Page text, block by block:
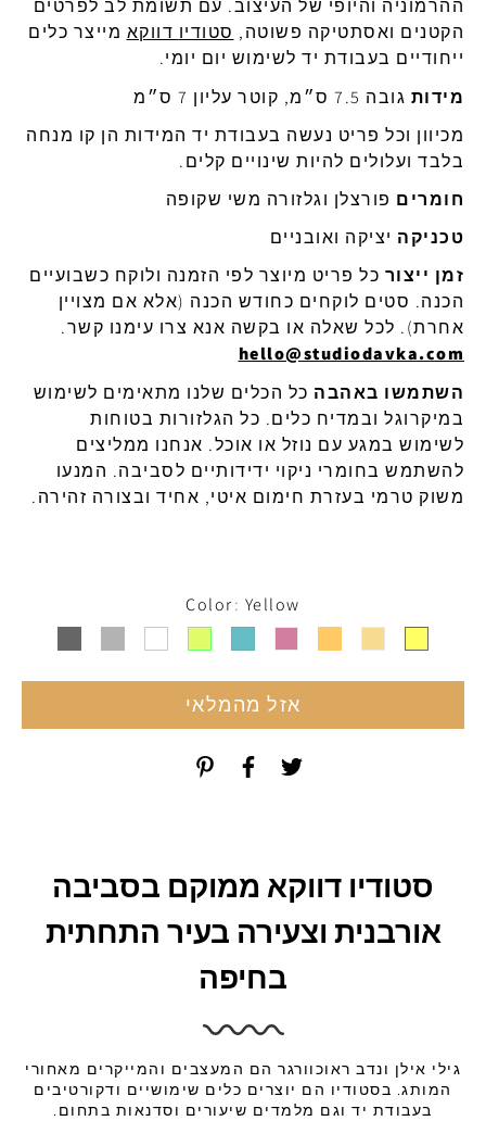
ההרמוניה והיופי של העיצוב. עם תשומת לב לפרטים
הקטנים ואסתטיקה פשוטה, סטודיו דווקא מייצר כלים
ייחודיים בעבודת יד לשימוש יום יומי.
מידות גובה ס״מ, קוטר עליון
ס״מ
מכיוון וכל פריט נעשה בעבודת יד המידות הן קו מנחה
בלבד ועלולים להיות שינויים קלים.
חומרים פורצלן וגלזורה משי שקופה
טכניקה יציקה ואובניים
זמן ייצור כל פריט מיוצר לפי הזמנה ולוקח כשבועיים
הכנה. סטים לוקחים כחודש הכנה (אלא אם מצויין
אחרת). לכל שאלה או בקשה אנא צרו עימנו קשר.
hello@studiodavka.com
השתמשו באהבה כל הכלים שלנו מתאימים לשימוש
במיקרוגל ובמדיח כלים. כל הגלזורות בטוחות
לשימוש במגע עם נוזל או אוכל. אנחנו ממליצים
להשתמש בחומרי ניקוי ידידותיים לסביבה. המנעו
משוק טרמי בעזרת חימום איטי, אחיד ובצורה זהירה.
Color Yellow
אזל מהמלאי
סטודיו דווקא ממוקם בסביבה
אורבנית וצעירה בעיר התחתית
בחיפה
גילי אילן ונדב ראוכוורגר הם המעצבים והמייקרים מאחורי
המותג. בסטודיו הם יוצרים כלים שימושיים ודקורטיבים
בעבודת יד וגם מלמדים שיעורים וסדנאות בתחום.